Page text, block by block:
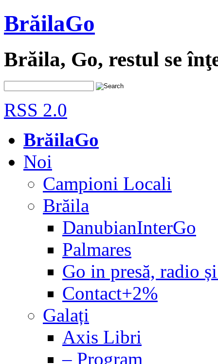
BrăilaGo
Brăila, Go, restul se
RSS 2.0
BrăilaGo
Noi
Campioni Locali
Brăila
DanubianInterGo
Palmares
Go in presă, radio
Contact+2%
Galați
Axis Libri
– Program